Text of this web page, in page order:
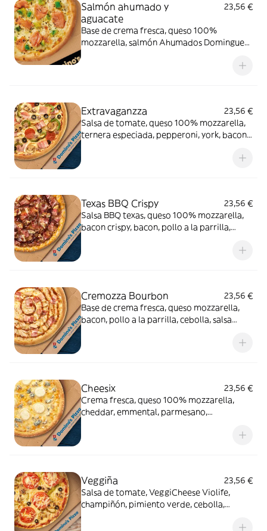
Salmón ahumado y
aguacate
23,56 €
Base de crema fresca, queso 100%
mozzarella, salmón Ahumados Dominguez
Extravaganzza
23,56 €
Salsa de tomate, queso 100% mozzarella,
ternera especiada, pepperoni, york, bacon,
Texas BBQ Crispy
23,56 €
Salsa BBQ texas, queso 100% mozzarella,
bacon crispy, bacon, pollo a la parrilla,
Cremozza Bourbon
23,56 €
Base de crema fresca, queso mozzarella,
bacon, pollo a la parrilla, cebolla, salsa
Cheesix
23,56 €
Crema fresca, queso 100% mozzarella,
cheddar, emmental, parmesano,
Veggiña
23,56 €
Salsa de tomate, VeggiCheese Violife,
champiñón, pimiento verde, cebolla,